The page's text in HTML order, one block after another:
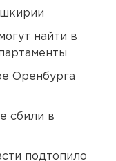
найти в
Оренбурга
сбили в
подтопило